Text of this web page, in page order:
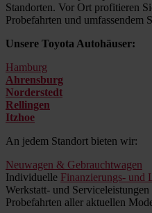
Standorten. Vor Ort profitieren
Probefahrten und umfassendem
Unsere Toyota Autohäuser:
Hamburg
Ahrensburg
Norderstedt
Rellingen
Itzhoe
An jedem Standort bieten wir:
Neuwagen & Gebrauchtwagen
Individuelle Finanzierungs- und
Werkstatt- und Serviceleistungen
Probefahrten aller aktuellen